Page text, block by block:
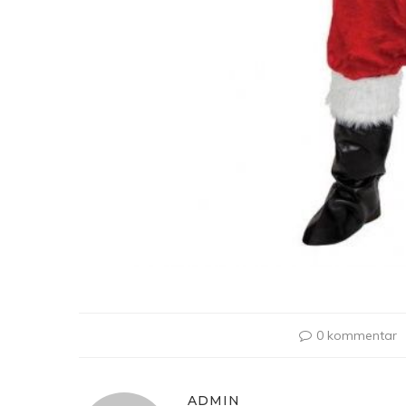
0 kommentar
ADMIN